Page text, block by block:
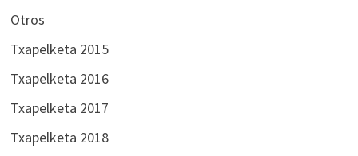
Otros
Txapelketa 2015
Txapelketa 2016
Txapelketa 2017
Txapelketa 2018